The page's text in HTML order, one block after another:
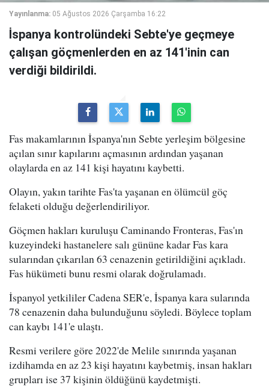
Yayınlanma: 05 Ağustos 2026 Çarşamba 16:22
İspanya kontrolündeki Sebte'ye geçmeye
çalışan göçmenlerden en az 141'inin can
verdiği bildirildi.
Fas makamlarının İspanya'nın Sebte yerleşim bölgesine
açılan sınır kapılarını açmasının ardından yaşanan
olaylarda en az 141 kişi hayatını kaybetti.
Olayın, yakın tarihte Fas'ta yaşanan en ölümcül göç
felaketi olduğu değerlendiriliyor.
Göçmen hakları kuruluşu Caminando Fronteras, Fas'ın
kuzeyindeki hastanelere salı gününe kadar Fas kara
sularından çıkarılan 63 cenazenin getirildiğini açıkladı.
Fas hükümeti bunu resmi olarak doğrulamadı.
İspanyol yetkililer Cadena SER'e, İspanya kara sularında
78 cenazenin daha bulunduğunu söyledi. Böylece toplam
can kaybı 141'e ulaştı.
Resmi verilere göre 2022'de Melile sınırında yaşanan
izdihamda en az 23 kişi hayatını kaybetmiş, insan hakları
grupları ise 37 kişinin öldüğünü kaydetmişti.